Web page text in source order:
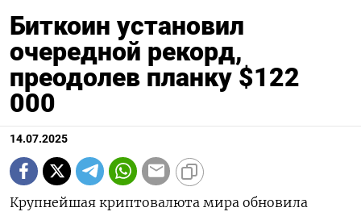
Биткоин установил
очередной рекорд,
преодолев планку $122
000
14.07.2025
Крупнейшая криптовалюта мира обновила